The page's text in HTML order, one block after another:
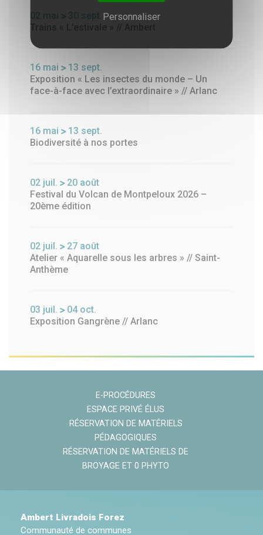
02 mai 30 sept.
Trains « L’estivale » // Ambert
16 mai 13 sept.
Exposition « Les insectes du monde – Un
face-à-face avec l’extraordinaire » // Arlanc
16 mai 13 sept.
Biodiversité à nos portes
02 juil. 20 août
Festival du Volcan de Montpeloux 2026 –
20ème édition
02 juil. 27 août
Atelier « Aquarelle sous les arbres » // Saint-
Anthème
03 juil. 04 oct.
Exposition Gangrène // Arlanc
E-PROCÉDURES
ESPACE PRIVÉ ÉLUS
RÉSERVATION DE MATÉRIELS
PÉDAGOGIQUES
RÉSERVATION DE MATÉRIELS DE
BROYAGE ET 0 PHYTO
Ambert Livradois Forez
Communauté de communes
Personnaliser